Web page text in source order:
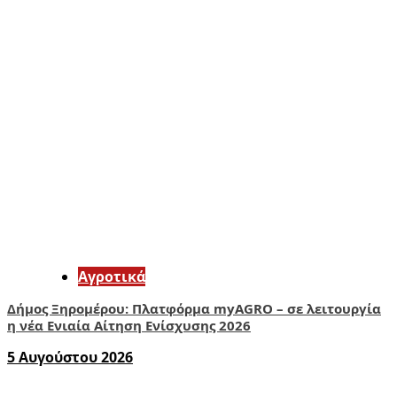
Αγροτικά
Δήμος Ξηρομέρου: Πλατφόρμα myAGRO – σε λειτουργία
η νέα Ενιαία Αίτηση Ενίσχυσης 2026
5 Αυγούστου 2026